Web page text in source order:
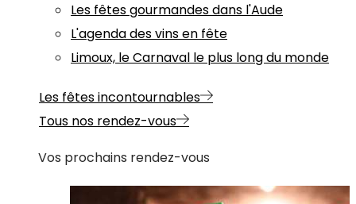
Les fêtes gourmandes dans l'Aude
L'agenda des vins en fête
Limoux, le Carnaval le plus long du monde
Les fêtes incontournables
Tous nos rendez-vous
Vos prochains rendez-vous